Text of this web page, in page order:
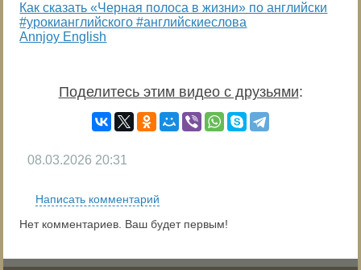
Как сказать «Черная полоса в жизни» по английски
#урокианглийского #английскиеслова
Annjoy English
Поделитесь этим видео с друзьями:
08.03.2026 20:31
Написать комментарий
Нет комментариев. Ваш будет первым!